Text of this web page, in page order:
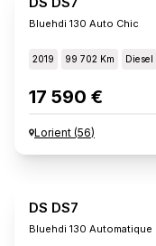
Bluehdi 130 Auto Chic
2019 99 702 Km Diesel
17 590 €
Lorient (56)
DS DS7
Bluehdi 130